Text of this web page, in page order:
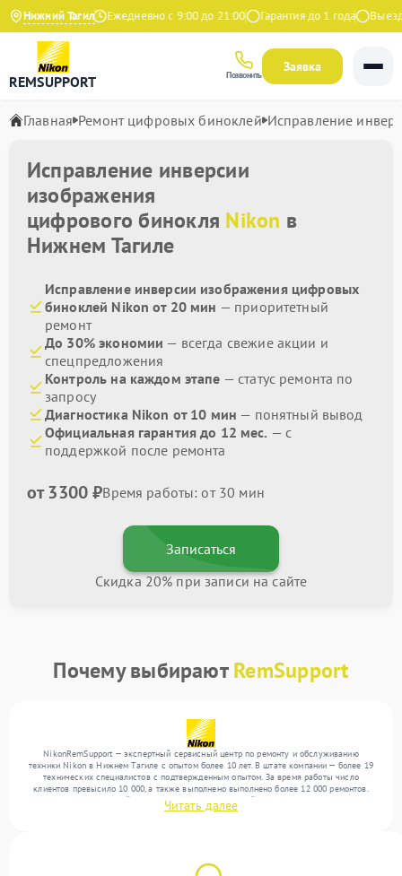
Нижний Тагил
4.9 на Яндекс Ежедневно с 9:00 до 21:00 Гарантия до 1 года Выезд
REMSUPPORT Позвонить
Заявка
Главная Ремонт цифровых биноклей Исправление
Исправление инверсии
изображения
цифрового бинокля Nikon в
Нижнем Тагиле
Исправление инверсии изображения цифровых
биноклей Nikon от 20 мин — приоритетный
ремонт
До 30% экономии — всегда свежие акции и
спецпредложения
Контроль на каждом этапе — статус ремонта по
запросу
Диагностика Nikon от 10 мин — понятный вывод
Официальная гарантия до 12 мес. — с
поддержкой после ремонта
от 3300 ₽Время работы: от 30 мин
Записаться
Скидка 20% при записи на сайте
Почему выбираютRemSupport
NikonRemSupport — экспертный сервисный центр по ремонту и обслуживанию
техники Nikon в Нижнем Тагиле с опытом более 10 лет. В штате компании — более 19
технических специалистов с подтвержденным опытом. За время работы число
клиентов превысило 10 000, а также выполнено выполнено более 12 000 ремонтов.
Ежемесячно в сервисный центр поступает от 300 устройств, включая , , . Мы работаем
с широким спектром неисправностей и предлагаем стабильный уровень сервиса
Читать далее